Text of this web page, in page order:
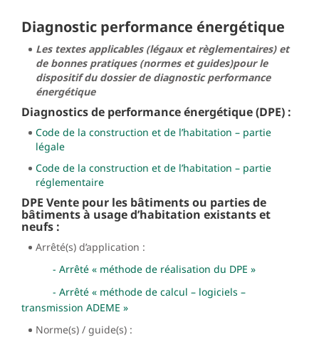
Diagnostic performance énergétique
Les textes applicables (légaux et règlementaires) et
de bonnes pratiques (normes et guides)pour le
dispositif du dossier de diagnostic performance
énergétique
Diagnostics de performance énergétique (DPE) :
Code de la construction et de l’habitation – partie
légale
Code de la construction et de l’habitation – partie
réglementaire
DPE Vente pour les bâtiments ou parties de
bâtiments à usage d’habitation existants et
neufs :
Arrêté(s) d’application :
- Arrêté « méthode de réalisation du DPE »
- Arrêté « méthode de calcul – logiciels –
transmission ADEME »
Norme(s) / guide(s) :